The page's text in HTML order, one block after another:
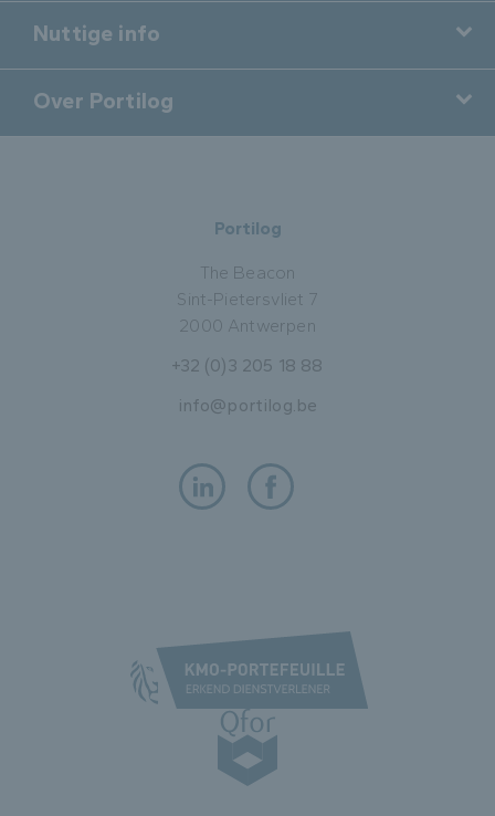
Nuttige info
Over Portilog
Portilog
The Beacon
Sint-Pietersvliet 7
2000 Antwerpen
+32 (0)3 205 18 88
info@portilog.be